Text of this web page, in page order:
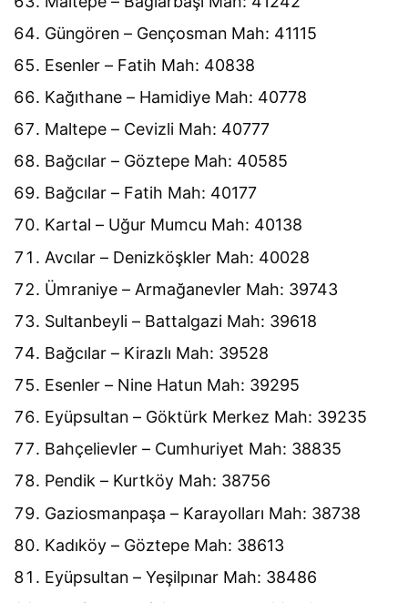
Güngören – Gençosman Mah: 41115
Esenler – Fatih Mah: 40838
Kağıthane – Hamidiye Mah: 40778
Maltepe – Cevizli Mah: 40777
Bağcılar – Göztepe Mah: 40585
Bağcılar – Fatih Mah: 40177
Kartal – Uğur Mumcu Mah: 40138
Avcılar – Denizköşkler Mah: 40028
Ümraniye – Armağanevler Mah: 39743
Sultanbeyli – Battalgazi Mah: 39618
Bağcılar – Kirazlı Mah: 39528
Esenler – Nine Hatun Mah: 39295
Eyüpsultan – Göktürk Merkez Mah: 39235
Bahçelievler – Cumhuriyet Mah: 38835
Pendik – Kurtköy Mah: 38756
Gaziosmanpaşa – Karayolları Mah: 38738
Kadıköy – Göztepe Mah: 38613
Eyüpsultan – Yeşilpınar Mah: 38486